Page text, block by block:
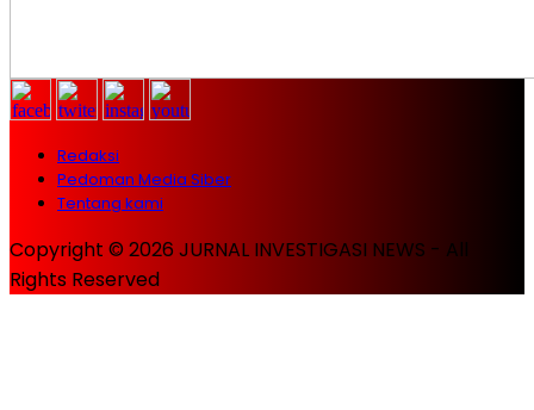
Redaksi
Pedoman Media Siber
Tentang kami
Copyright © 2026 JURNAL INVESTIGASI NEWS - All
Rights Reserved